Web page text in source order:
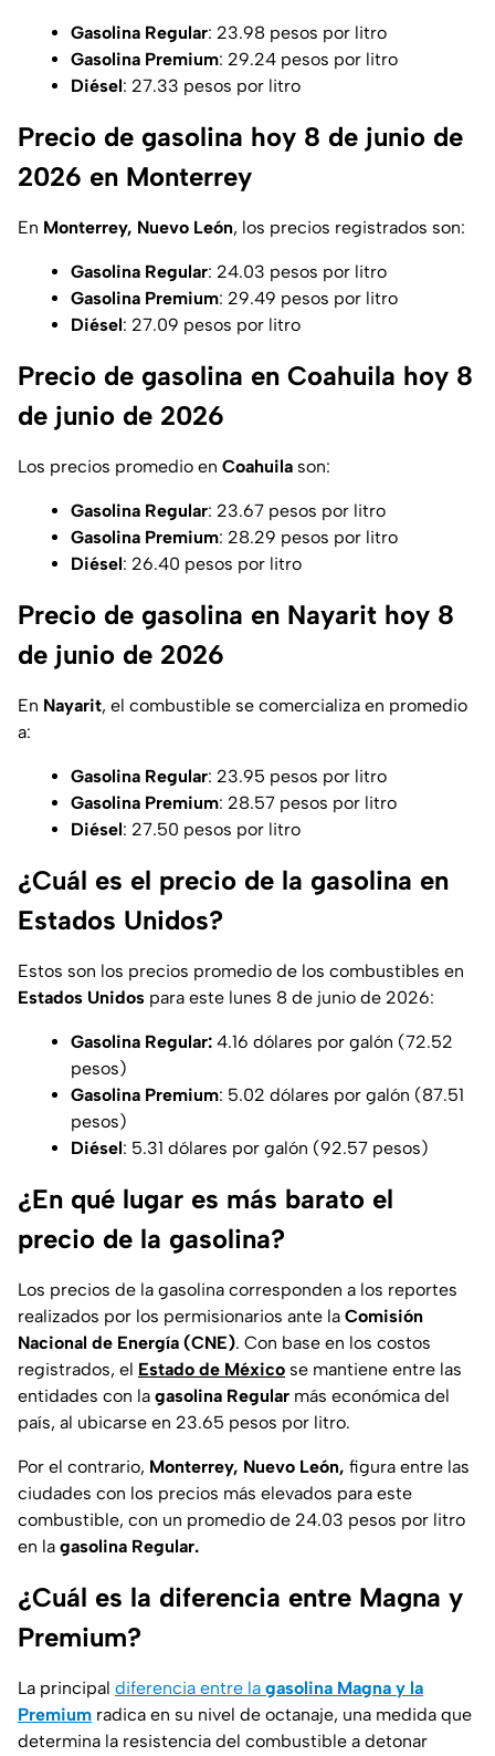
Gasolina Regular: 23.98 pesos por litro
Gasolina Premium: 29.24 pesos por litro
Diésel: 27.33 pesos por litro
Precio de gasolina hoy 8 de junio de
2026 en Monterrey
En Monterrey, Nuevo León, los precios registrados son:
Gasolina Regular: 24.03 pesos por litro
Gasolina Premium: 29.49 pesos por litro
Diésel: 27.09 pesos por litro
Precio de gasolina en Coahuila hoy 8
de junio de 2026
Los precios promedio en Coahuila son:
Gasolina Regular: 23.67 pesos por litro
Gasolina Premium: 28.29 pesos por litro
Diésel: 26.40 pesos por litro
Precio de gasolina en Nayarit hoy 8
de junio de 2026
En Nayarit, el combustible se comercializa en promedio
a:
Gasolina Regular: 23.95 pesos por litro
Gasolina Premium: 28.57 pesos por litro
Diésel: 27.50 pesos por litro
¿Cuál es el precio de la gasolina en
Estados Unidos?
Estos son los precios promedio de los combustibles en
Estados Unidos para este lunes 8 de junio de 2026:
Gasolina Regular: 4.16 dólares por galón (72.52
pesos)
Gasolina Premium: 5.02 dólares por galón (87.51
pesos)
Diésel: 5.31 dólares por galón (92.57 pesos)
¿En qué lugar es más barato el
precio de la gasolina?
Los precios de la gasolina corresponden a los reportes
realizados por los permisionarios ante la Comisión
Nacional de Energía (CNE). Con base en los costos
registrados, el Estado de México se mantiene entre las
entidades con la gasolina Regular más económica del
país, al ubicarse en 23.65 pesos por litro.
Por el contrario, Monterrey, Nuevo León, figura entre las
ciudades con los precios más elevados para este
combustible, con un promedio de 24.03 pesos por litro
en la gasolina Regular.
¿Cuál es la diferencia entre Magna y
Premium?
La principal diferencia entre la gasolina Magna y la
Premium radica en su nivel de octanaje, una medida que
determina la resistencia del combustible a detonar